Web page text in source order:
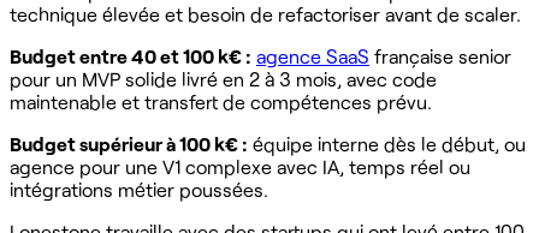
technique élevée et besoin de refactoriser avant de scaler.
Budget entre 40 et 100 k€ : agence SaaS française senior
pour un MVP solide livré en 2 à 3 mois, avec code
maintenable et transfert de compétences prévu.
Budget supérieur à 100 k€ : équipe interne dès le début, ou
agence pour une V1 complexe avec IA, temps réel ou
intégrations métier poussées.